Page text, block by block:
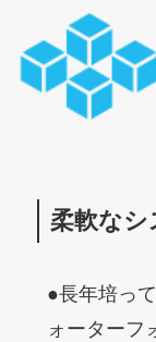
柔軟なシ
●長年培っ
ォーターフ